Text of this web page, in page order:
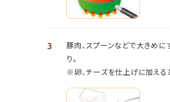
3
豚肉、スプーンなどで大きめに
り。
※卵、チーズを仕上げに加える